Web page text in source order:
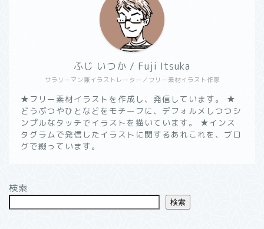
サラリーマン兼イラストレーター／フリー素材イラスト作家
ふじ いつか / Fuji Itsuka
★フリー素材イラストを作成し、発信しています。 ★
どうぶつやひとなどをモチーフに、デフォルメしつつシ
ンプルなタッチでイラストを描いています。 ★インス
タグラムで発信したイラストに関するあれこれを、ブロ
グで綴っています。
検索
検索
無料イラスト素材一覧┃商